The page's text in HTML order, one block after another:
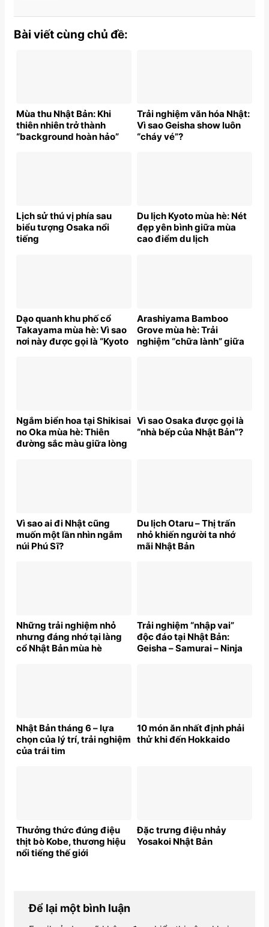
Bài viết cùng chủ đề:
Mùa thu Nhật Bản: Khi
thiên nhiên trở thành
“background hoàn hảo”
Trải nghiệm văn hóa Nhật:
Vì sao Geisha show luôn
“cháy vé”?
Lịch sử thú vị phía sau
biểu tượng Osaka nổi
tiếng
Du lịch Kyoto mùa hè: Nét
đẹp yên bình giữa mùa
cao điểm du lịch
Dạo quanh khu phố cổ
Takayama mùa hè: Vì sao
nơi này được gọi là “Kyoto
Arashiyama Bamboo
Grove mùa hè: Trải
nghiệm “chữa lành” giữa
Ngắm biển hoa tại Shikisai
no Oka mùa hè: Thiên
đường sắc màu giữa lòng
Vì sao Osaka được gọi là
“nhà bếp của Nhật Bản”?
Vì sao ai đi Nhật cũng
muốn một lần nhìn ngắm
núi Phú Sĩ?
Du lịch Otaru – Thị trấn
nhỏ khiến người ta nhớ
mãi Nhật Bản
Những trải nghiệm nhỏ
nhưng đáng nhớ tại làng
cổ Nhật Bản mùa hè
Trải nghiệm “nhập vai”
độc đáo tại Nhật Bản:
Geisha – Samurai – Ninja
Nhật Bản tháng 6 – lựa
chọn của lý trí, trải nghiệm
của trái tim
10 món ăn nhất định phải
thử khi đến Hokkaido
Thưởng thức đúng điệu
thịt bò Kobe, thương hiệu
nổi tiếng thế giới
Đặc trưng điệu nhảy
Yosakoi Nhật Bản
Để lại một bình luận